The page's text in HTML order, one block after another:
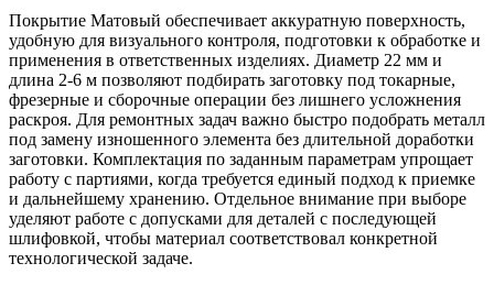
Покрытие Матовый обеспечивает аккуратную поверхность,
удобную для визуального контроля, подготовки к обработке и
применения в ответственных изделиях. Диаметр 22 мм и
длина 2-6 м позволяют подбирать заготовку под токарные,
фрезерные и сборочные операции без лишнего усложнения
раскроя. Для ремонтных задач важно быстро подобрать металл
под замену изношенного элемента без длительной доработки
заготовки. Комплектация по заданным параметрам упрощает
работу с партиями, когда требуется единый подход к приемке
и дальнейшему хранению. Отдельное внимание при выборе
уделяют работе с допусками для деталей с последующей
шлифовкой, чтобы материал соответствовал конкретной
технологической задаче.